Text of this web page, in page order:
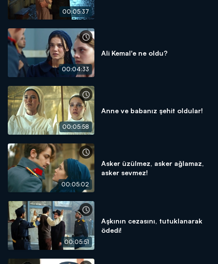
00:05:37
00:04:33
Ali Kemal'e ne oldu?
00:05:58
Anne ve babanız şehit oldular!
00:05:02
Asker üzülmez, asker ağlamaz,
asker sevmez!
00:05:51
Aşkının cezasını, tutuklanarak
ödedi!